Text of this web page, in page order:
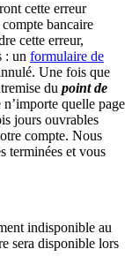
cette erreur
bancaire
cette erreur,
: un formulaire de
Une fois que
du point de
quelle page
jours ouvrables
compte. Nous
terminées et vous
indisponible au
sera disponible lors